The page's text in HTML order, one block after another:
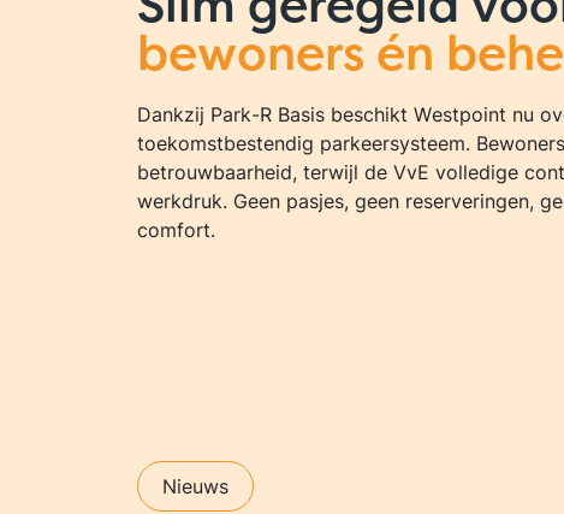
bewoners én
Dankzij Park-R Basis beschikt Westpoint nu
toekomstbestendig parkeersysteem.
betrouwbaarheid, terwijl de VvE volledige
werkdruk. Geen pasjes, geen reserveringen,
comfort.
Nieuws